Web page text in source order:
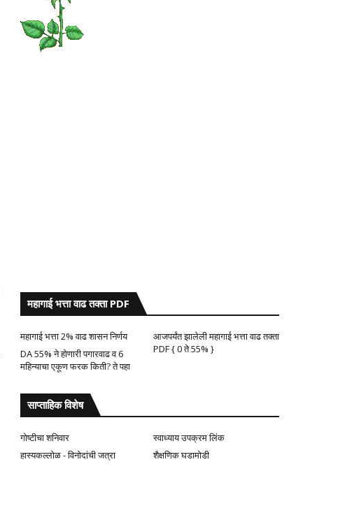
महागाई भत्ता वाढ तक्ता PDF
महागाई भत्ता 2% वाढ शासन निर्णय
आजपर्यंत झालेली महागाई भत्ता वाढ तक्ता
PDF { 0 ते 55% }
DA 55% ने होणारी पगारवाढ व 6
महिन्याचा एकूण फरक किती? ते पहा
साप्ताहिक विशेष
गोष्टीचा शनिवार
स्वाध्याय उपक्रम लिंक
हास्यकल्लोळ - विनोदांची जत्रा
शैक्षणिक घडामोडी